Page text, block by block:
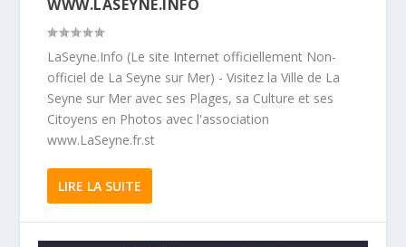
WWW.LASEYNE.INFO
LaSeyne.Info (Le site Internet officiellement Non-
officiel de La Seyne sur Mer) - Visitez la Ville de La
Seyne sur Mer avec ses Plages, sa Culture et ses
Citoyens en Photos avec l'association
www.LaSeyne.fr.st
LIRE LA SUITE